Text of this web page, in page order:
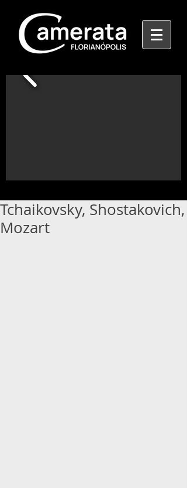
Tchaikovsky, Shostakovich,
Mozart